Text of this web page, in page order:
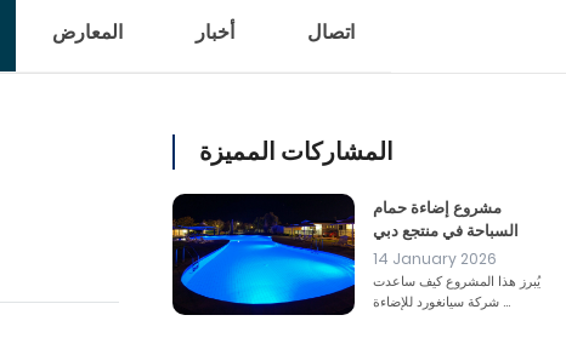
المعارض أخبار اتصال
المشاركات المميزة
مشروع إضاءة حمام
السباحة في منتجع دبي
14 January 2026
يُبرز هذا المشروع كيف ساعدت
شركة سيانغورد للإضاءة ...